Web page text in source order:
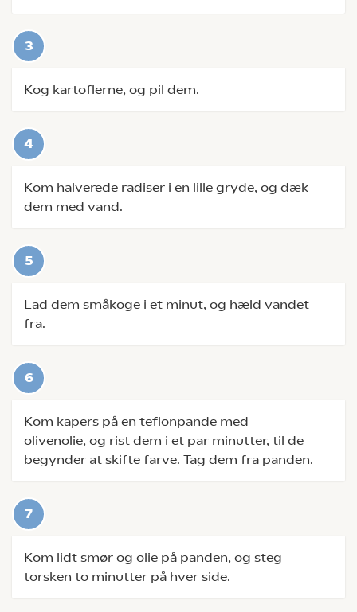
Kog kartoflerne, og pil dem.
Kom halverede radiser i en lille gryde, og dæk
dem med vand.
Lad dem småkoge i et minut, og hæld vandet
fra.
Kom kapers på en teflonpande med
olivenolie, og rist dem i et par minutter, til de
begynder at skifte farve. Tag dem fra panden.
Kom lidt smør og olie på panden, og steg
torsken to minutter på hver side.